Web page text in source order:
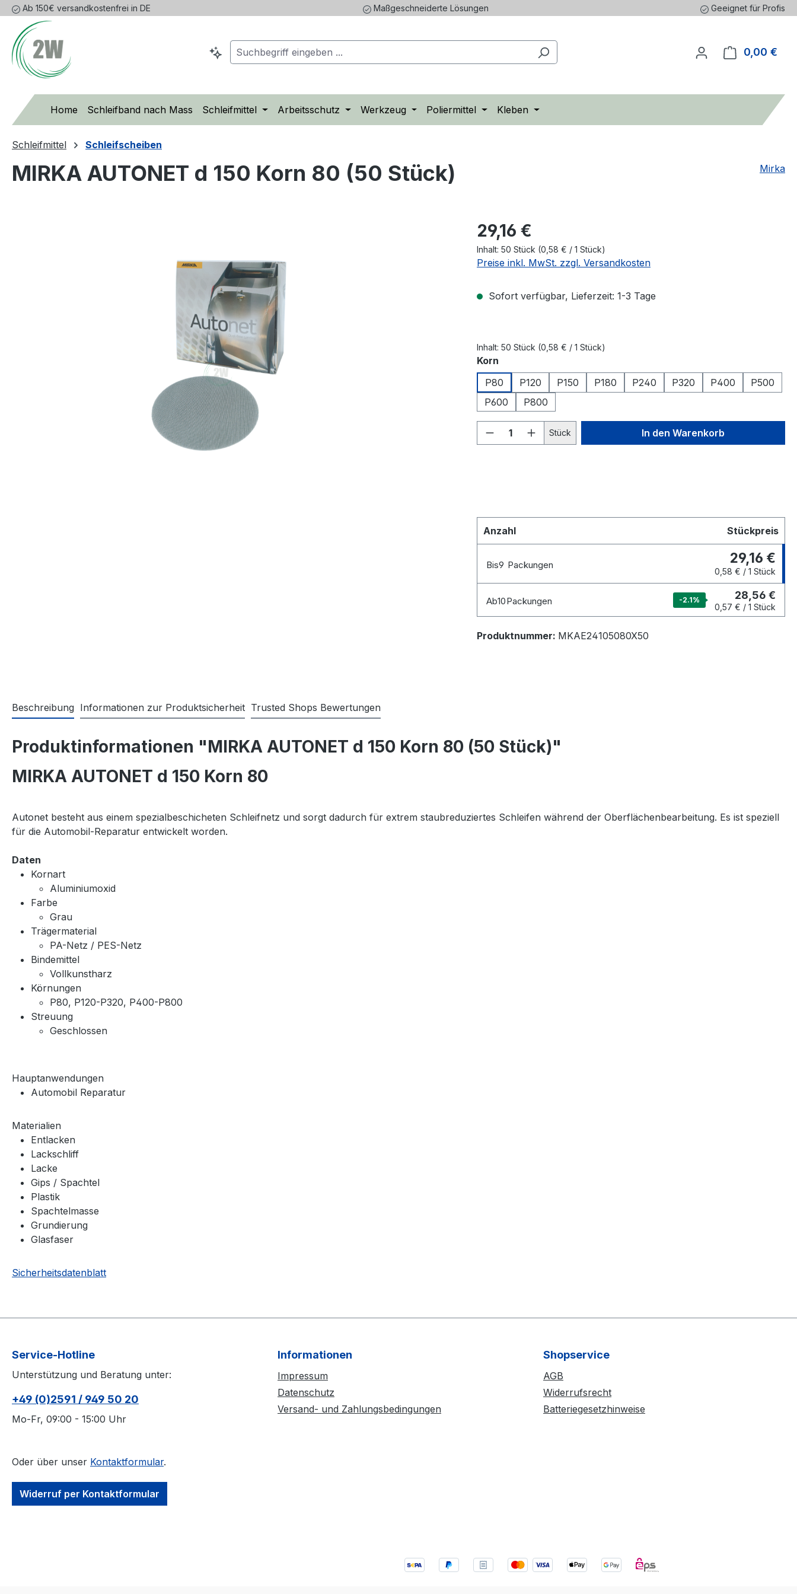
Hauptinhalt springen
Zur Suche springen
Zur Hauptnavigation springen
Ab 150€ versandkostenfrei in DE Maßgeschneiderte Lösungen Geeignet für Profis
0,00 €
Home Schleifband nach Mass Schleifmittel Arbeitsschutz Werkzeug Poliermittel Kleben
Schleifmittel Schleifscheiben
MIRKA AUTONET d 150 Korn 80 (50 Stück) Mirka
29,16 €
Inhalt: 50 Stück (0,58 € / 1 Stück)
Preise inkl. MwSt. zzgl. Versandkosten
Sofort verfügbar, Lieferzeit: 1-3 Tage
Inhalt: 50 Stück (0,58 € / 1 Stück)
Korn
P80
P120 P150 P180 P240 P320 P400
P500
P600
P800
Produkt Anzahl: Gib den gewünschten Wert
Stück In den Warenkorb
Anzahl Stückpreis
Bis9 Packungen 29,16 €
0,58 € / 1 Stück
Ab10Packungen -2.1% 28,56 €
0,57 € / 1 Stück
Produktnummer: MKAE24105080X50
Beschreibung Informationen zur Produktsicherheit Trusted Shops Bewertungen
Produktinformationen "MIRKA AUTONET d 150 Korn 80 (50 Stück)"
MIRKA AUTONET d 150 Korn 80
Autonet besteht aus einem spezialbeschicheten Schleifnetz und sorgt dadurch für extrem staubreduziertes Schleifen während der Oberflächenbearbeitung. Es ist speziell
für die Automobil-Reparatur entwickelt worden.
Daten
Kornart
Aluminiumoxid
Farbe
Grau
Trägermaterial
PA-Netz / PES-Netz
Bindemittel
Vollkunstharz
Körnungen
P80, P120-P320, P400-P800
Streuung
Geschlossen
Hauptanwendungen
Automobil Reparatur
Materialien
Entlacken
Lackschliff
Lacke
Gips / Spachtel
Plastik
Spachtelmasse
Grundierung
Glasfaser
Sicherheitsdatenblatt
Service-Hotline
Unterstützung und Beratung unter:
+49 (0)2591 / 949 50 20
Mo-Fr, 09:00 - 15:00 Uhr
Oder über unser Kontaktformular.
Widerruf per Kontaktformular
Informationen
Impressum
Datenschutz
Versand- und Zahlungsbedingungen
Shopservice
AGB
Widerrufsrecht
Batteriegesetzhinweise